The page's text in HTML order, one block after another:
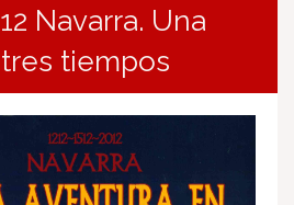
Navarra. Una
tiempos